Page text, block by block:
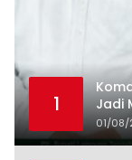
1
Jadi
01/